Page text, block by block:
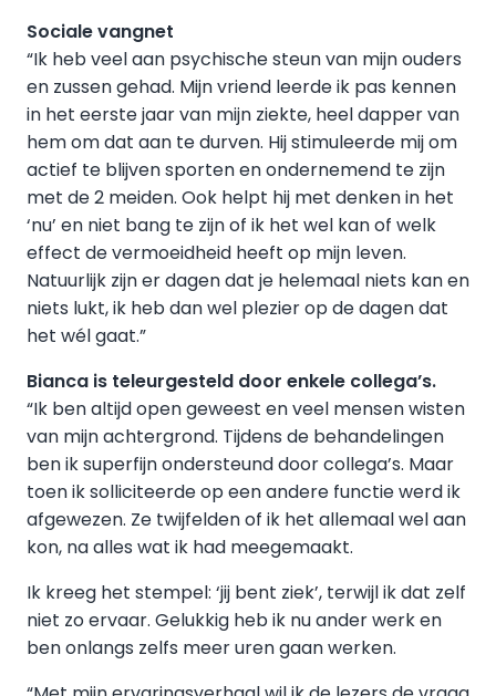
Sociale vangnet
“Ik heb veel aan psychische steun van mijn ouders
en zussen gehad. Mijn vriend leerde ik pas kennen
in het eerste jaar van mijn ziekte, heel dapper van
hem om dat aan te durven. Hij stimuleerde mij om
actief te blijven sporten en ondernemend te zijn
met de 2 meiden. Ook helpt hij met denken in het
‘nu’ en niet bang te zijn of ik het wel kan of welk
effect de vermoeidheid heeft op mijn leven.
Natuurlijk zijn er dagen dat je helemaal niets kan en
niets lukt, ik heb dan wel plezier op de dagen dat
het wél gaat.”
Bianca is teleurgesteld door enkele collega’s.
“Ik ben altijd open geweest en veel mensen wisten
van mijn achtergrond. Tijdens de behandelingen
ben ik superfijn ondersteund door collega’s. Maar
toen ik solliciteerde op een andere functie werd ik
afgewezen. Ze twijfelden of ik het allemaal wel aan
kon, na alles wat ik had meegemaakt.
Ik kreeg het stempel: ‘jij bent ziek’, terwijl ik dat zelf
niet zo ervaar. Gelukkig heb ik nu ander werk en
ben onlangs zelfs meer uren gaan werken.